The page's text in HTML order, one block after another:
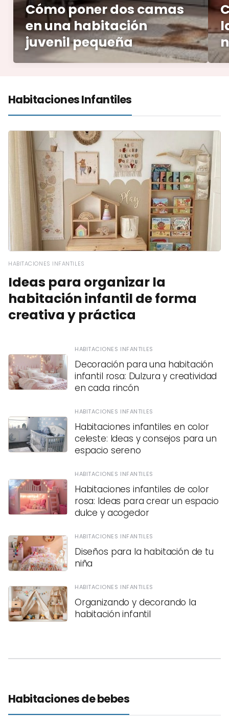
Cómo poner dos camas
en una habitación
juvenil pequeña
Habitaciones Infantiles
HABITACIONES INFANTILES
Ideas para organizar la
habitación infantil de forma
creativa y práctica
HABITACIONES INFANTILES
Decoración para una habitación
infantil rosa: Dulzura y creatividad
en cada rincón
HABITACIONES INFANTILES
Habitaciones infantiles en color
celeste: Ideas y consejos para un
espacio sereno
HABITACIONES INFANTILES
Habitaciones infantiles de color
rosa: Ideas para crear un espacio
dulce y acogedor
HABITACIONES INFANTILES
Diseños para la habitación de tu
niña
HABITACIONES INFANTILES
Organizando y decorando la
habitación infantil
Habitaciones de bebes